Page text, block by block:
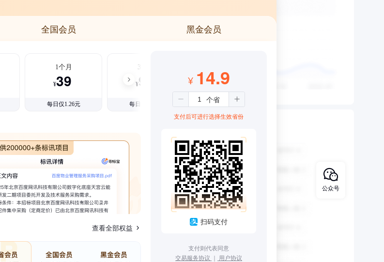
全国会员 黑金会员
1个月
¥39
每日仅1.26元
3个月
¥99
每日仅1.08元
查看全部权益
¥ 14.9
支付后可进行选择生效省份
扫码支付
支付则代表同意
交易服务协议 ｜ 用户协议
公众号